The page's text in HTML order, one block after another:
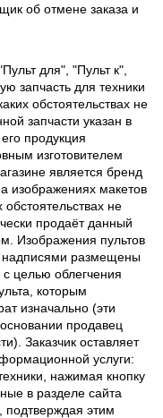
об отмене заказа и
для", "Пульт к",
запчасть для техники
обстоятельствах не
запчасти указан в
продукция
изготовителем
является бренд
изображениях макетов
обстоятельствах не
продаёт данный
Изображения пультов
надписями размещены
с целью облегчения
которым
изначально (эти
продавец
Заказчик оставляет
услуги:
нажимая кнопку
в разделе сайта
подтверждая этим